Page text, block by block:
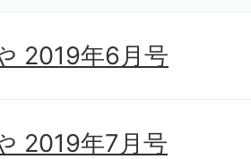
2019年6月号
2019年7月号